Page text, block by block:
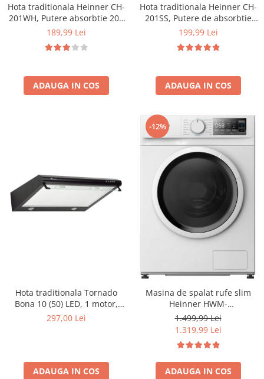
Hota traditionala Heinner CH-
201WH, Putere absorbtie 209
mc/h, 1 motor, 60 cm, Alb
189,99 Lei
ADAUGA IN COS
Hota traditionala Heinner CH-
201SS, Putere de absorbtie
209 mc/h, 1 motor, Inox
199,99 Lei
ADAUGA IN COS
Hota traditionala Tornado
Bona 10 (50) LED, 1 motor,
latime 50 cm, absorbtie 380
297,00 Lei
ADAUGA IN COS
-12%
Masina de spalat rufe slim
Heinner HWM-
M814IVSMNA+++, 8 kg, 1400
rpm, Clasa A, Motor inverter,
Display digital, Blocare acces
copii, Alb
1.499,99 Lei
1.319,99 Lei
ADAUGA IN COS